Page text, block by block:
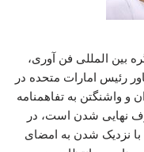
بین المللی فن آوری،
رئیس امارات متحده در
و واشنگتن به تفاهمنامه
نهایی شدن است، در
نزدیک شدن به امضای